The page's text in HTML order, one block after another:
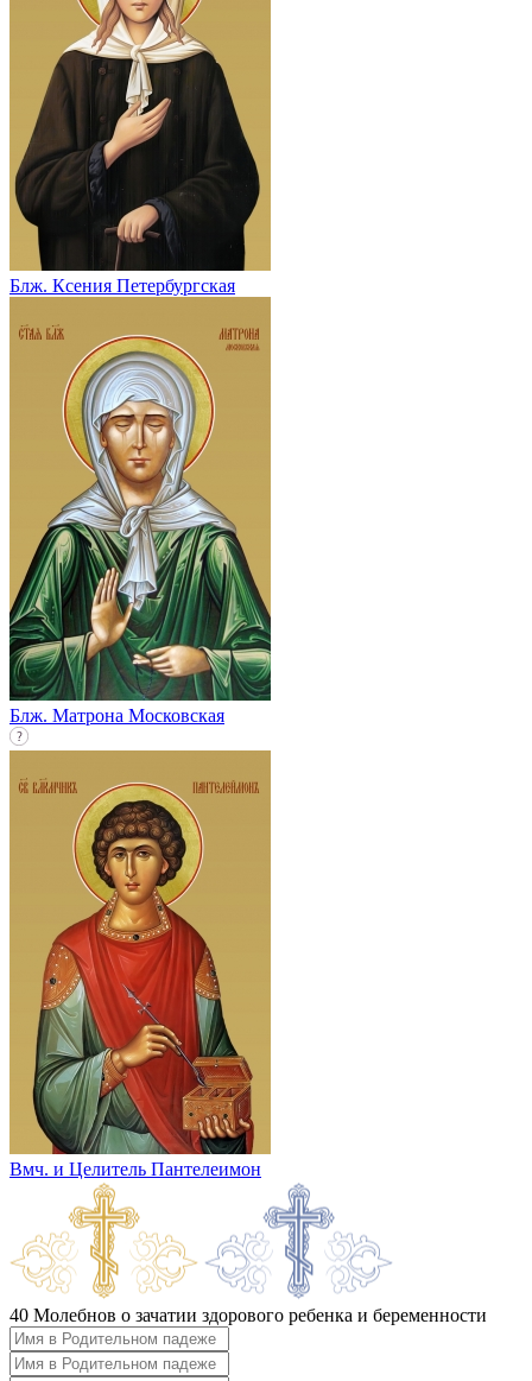
Блж. Ксения Петербургская
Блж. Матрона Московская
Вмч. и Целитель Пантелеимон
40 Молебнов о зачатии здорового ребенка и беременности